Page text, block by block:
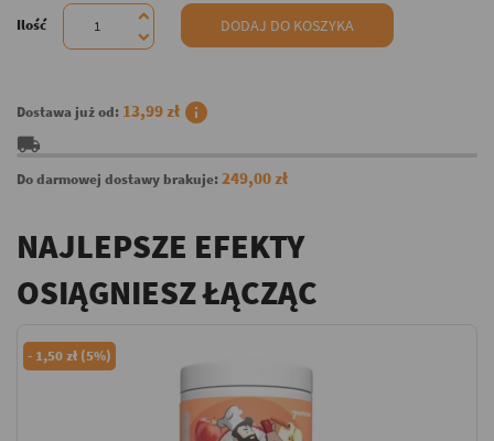
Ilość DODAJ DO KOSZYKA
Dostawa już od: 13,99 zł info
local_shipping
Do darmowej dostawy brakuje:249,00 zł
NAJLEPSZE EFEKTY
OSIĄGNIESZ ŁĄCZĄC
- 1,50 zł (5%)